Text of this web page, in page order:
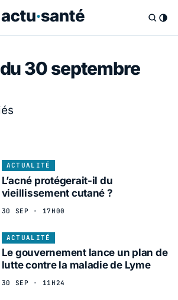
30 septembre
ACTUALITÉ
L’acné protégerait-il du
vieillissement cutané ?
30 SEP · 17H00
ACTUALITÉ
Le gouvernement lance un plan de
lutte contre la maladie de Lyme
30 SEP · 11H24